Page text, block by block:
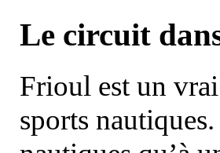
Le circuit
Frioul est un
sports